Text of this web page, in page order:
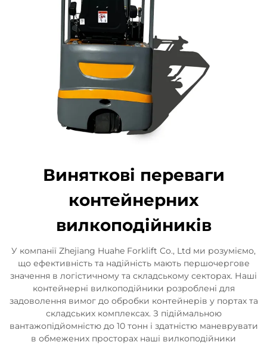
Виняткові переваги
контейнерних
вилкоподійників
У компанії Zhejiang Huahe Forklift Co., Ltd ми розуміємо,
що ефективність та надійність мають першочергове
значення в логістичному та складському секторах. Наші
контейнерні вилкоподійники розроблені для
задоволення вимог до обробки контейнерів у портах та
складських комплексах. З підіймальною
вантажопідйомністю до 10 тонн і здатністю маневрувати
в обмежених просторах наші вилкоподійники